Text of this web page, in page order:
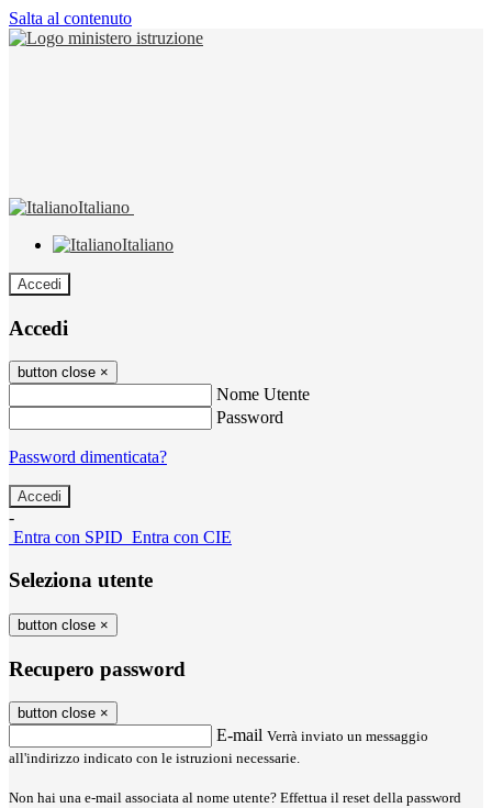
Salta al contenuto
Italiano
Italiano
Accedi
Accedi
button close ×
Nome Utente
Password
Password dimenticata?
-
Entra con SPID Entra con CIE
Seleziona utente
button close ×
Recupero password
button close ×
E-mail Verrà inviato un messaggio
all'indirizzo indicato con le istruzioni necessarie.
Non hai una e-mail associata al nome utente? Effettua il reset della password